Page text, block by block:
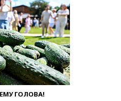
ГОЛОВА!